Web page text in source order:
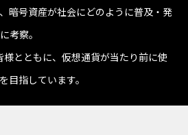
暗号資産が社会にどのように普及・発
考察。
様とともに、仮想通貨が当たり前に使
目指しています。